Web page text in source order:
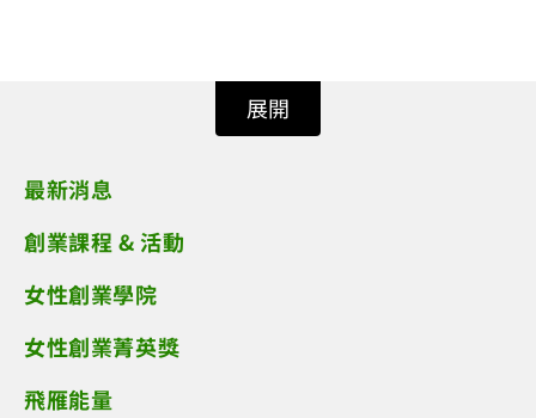
展開
最新消息
創業課程 & 活動
女性創業學院
女性創業菁英獎
飛雁能量